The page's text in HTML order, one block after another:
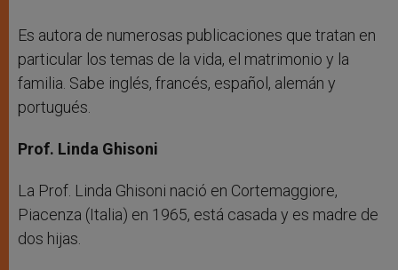
Es autora de numerosas publicaciones que tratan en
particular los temas de la vida, el matrimonio y la
familia. Sabe inglés, francés, español, alemán y
portugués.
Prof. Linda Ghisoni
La Prof. Linda Ghisoni nació en Cortemaggiore,
Piacenza (Italia) en 1965, está casada y es madre de
dos hijas.